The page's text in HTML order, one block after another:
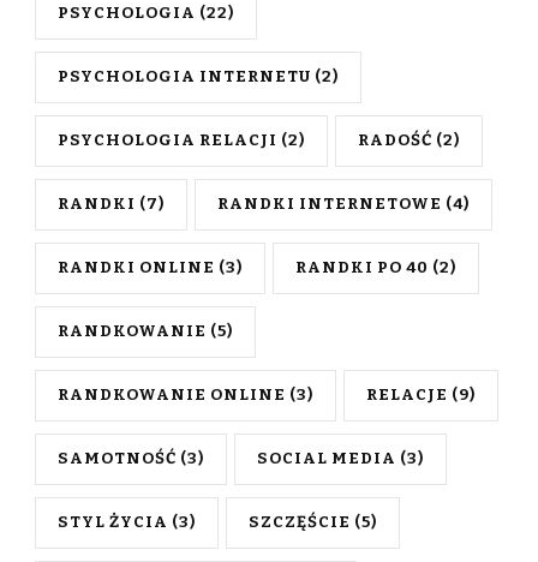
PSYCHOLOGIA (22)
PSYCHOLOGIA INTERNETU (2)
PSYCHOLOGIA RELACJI (2) RADOŚĆ (2)
RANDKI (7) RANDKI INTERNETOWE (4)
RANDKI ONLINE (3) RANDKI PO 40 (2)
RANDKOWANIE (5)
RANDKOWANIE ONLINE (3) RELACJE (9)
SAMOTNOŚĆ (3) SOCIAL MEDIA (3)
STYL ŻYCIA (3) SZCZĘŚCIE (5)